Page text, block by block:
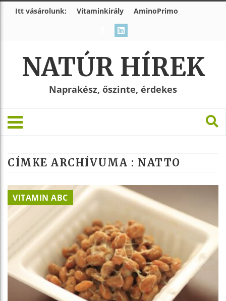
Itt vásárolunk: Vitaminkirály AminoPrimo
NATÚR HÍREK
Naprakész, őszinte, érdekes
CÍMKE ARCHÍVUMA : NATTO
VITAMIN ABC